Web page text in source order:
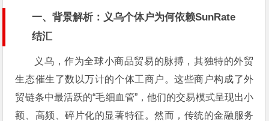
一、背景解析：义乌个体户为何依赖SunRate
结汇
义乌，作为全球小商品贸易的脉搏，其独特的外贸
生态催生了数以万计的个体工商户。这些商户构成了外
贸链条中最活跃的“毛细血管”，他们的交易模式呈现出小
额、高频、碎片化的显著特征。然而，传统的金融服务